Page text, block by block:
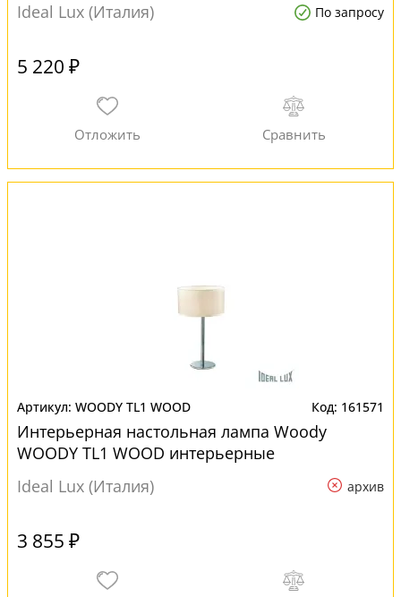
Ideal Lux (Италия)
По запросу
5 220 ₽
WOODY TL1 WOOD 161571
Интерьерная настольная лампа Woody
WOODY TL1 WOOD интерьерные
Ideal Lux (Италия)
архив
3 855 ₽